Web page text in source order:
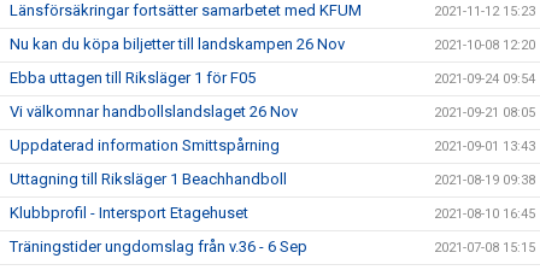
Länsförsäkringar fortsätter samarbetet med KFUM 2021-11-12 15:23
Nu kan du köpa biljetter till landskampen 26 Nov 2021-10-08 12:20
Ebba uttagen till Riksläger 1 för F05 2021-09-24 09:54
Vi välkomnar handbollslandslaget 26 Nov 2021-09-21 08:05
Uppdaterad information Smittspårning 2021-09-01 13:43
Uttagning till Riksläger 1 Beachhandboll 2021-08-19 09:38
Klubbprofil - Intersport Etagehuset 2021-08-10 16:45
Träningstider ungdomslag från v.36 - 6 Sep 2021-07-08 15:15